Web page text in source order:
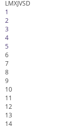
LMXJVSD
1
2
3
4
5
6
7
8
9
10
11
12
13
14